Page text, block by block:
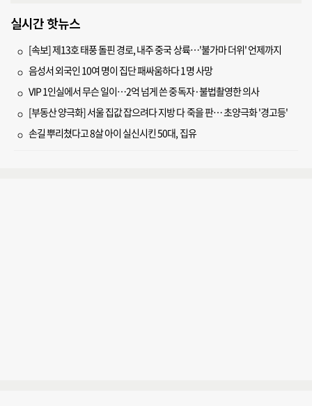
실시간 핫뉴스
[속보] 제13호 태풍 돌핀 경로, 내주 중국 상륙…'불가마 더위' 언제까지
음성서 외국인 10여 명이 집단 패싸움하다 1명 사망
VIP 1인실에서 무슨 일이…2억 넘게 쓴 중독자·불법촬영한 의사
[부동산 양극화] 서울 집값 잡으려다 지방 다 죽을 판… 초양극화 '경고등'
손길 뿌리쳤다고 8살 아이 실신시킨 50대, 집유